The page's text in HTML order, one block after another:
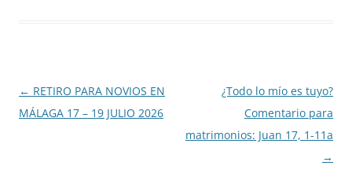
Navegación
de
← RETIRO PARA NOVIOS EN
MÁLAGA 17 – 19 JULIO 2026
¿Todo lo mío es tuyo?
Comentario para
matrimonios: Juan 17, 1-11a
→